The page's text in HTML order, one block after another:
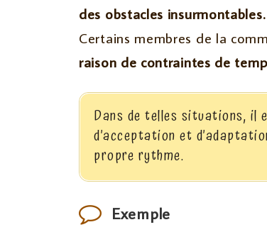
des obstacles insurmontables.
Certains membres de la
raison de contraintes de
Dans de telles situations, il
d’acceptation et
propre rythme.
Exemple